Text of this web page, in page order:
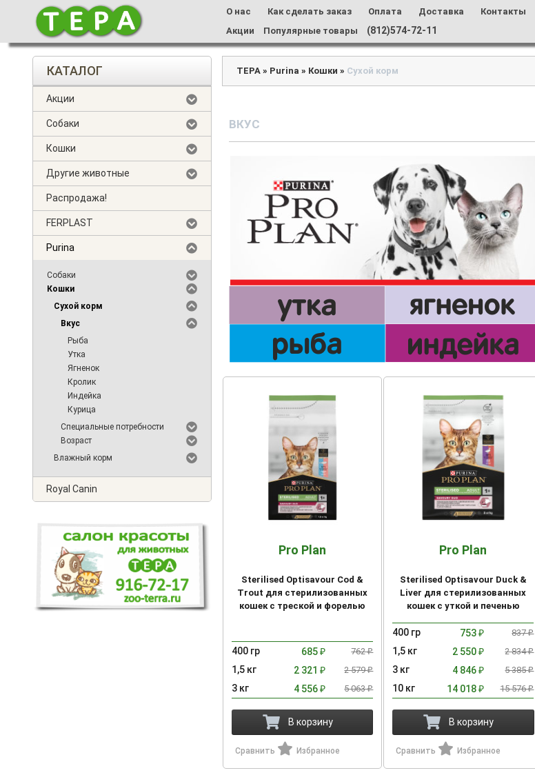
О нас Как сделать заказ Оплата Доставка Контакты
Акции
Популярные товары (812)574-72-11
КАТАЛОГ
Акции
Собаки
Кошки
Другие животные
Распродажа!
FERPLAST
Purina
Собаки
Кошки
Сухой корм
Вкус
Рыба
Утка
Ягненок
Кролик
Индейка
Курица
Специальные потребности
Возраст
Влажный корм
Royal Canin
ТЕРА » Purina » Кошки » Сухой корм
ВКУС
Pro Plan
Sterilised Optisavour Cod &
Trout для стерилизованных
кошек с треской и форелью
400 гр 685₽ 762₽
1,5 кг 2 321₽ 2 579₽
3 кг 4 556₽ 5 063₽
В корзину
Сравнить Избранное
Pro Plan
Sterilised Optisavour Duck &
Liver для стерилизованных
кошек с уткой и печенью
400 гр 753₽ 837₽
1,5 кг 2 550₽ 2 834₽
3 кг 4 846₽ 5 385₽
10 кг 14 018₽ 15 576₽
В корзину
Сравнить Избранное